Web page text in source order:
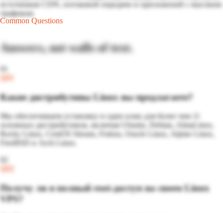
источников CDN, потоковой передачи и приложений с высоким
трафиком.
Common Questions
Answers, not walls of text.
Q01
Какие дистрибутивы Linux вы предлагаете?
Мы обеспечиваем установку в один клик для более чем 11
основных дистрибутивов, включая Ubuntu, Debian, AlmaLinux,
Rocky Linux, CentOS Stream, Fedora, Oracle Linux, Alpine Linux,
FreeBSD и Arch Linux.
02
Получу ли я полный root-доступ на своем Linux
VPS?